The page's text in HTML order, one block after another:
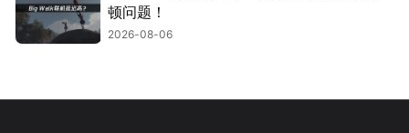
顿问题！
2026-08-06